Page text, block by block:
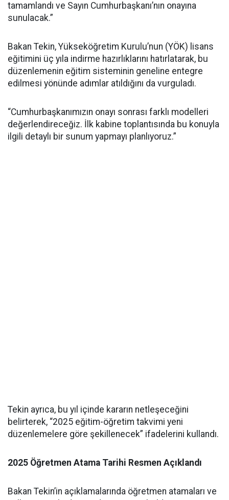
tamamlandı ve Sayın Cumhurbaşkanı’nın onayına
sunulacak.”
Bakan Tekin, Yükseköğretim Kurulu’nun (YÖK) lisans
eğitimini üç yıla indirme hazırlıklarını hatırlatarak, bu
düzenlemenin eğitim sisteminin geneline entegre
edilmesi yönünde adımlar atıldığını da vurguladı.
“Cumhurbaşkanımızın onayı sonrası farklı modelleri
değerlendireceğiz. İlk kabine toplantısında bu konuyla
ilgili detaylı bir sunum yapmayı planlıyoruz.”
Tekin ayrıca, bu yıl içinde kararın netleşeceğini
belirterek, “2025 eğitim-öğretim takvimi yeni
düzenlemelere göre şekillenecek” ifadelerini kullandı.
2025 Öğretmen Atama Tarihi Resmen Açıklandı
Bakan Tekin’in açıklamalarında öğretmen atamaları ve